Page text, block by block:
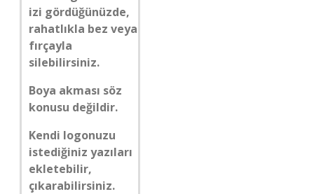
izi gördüğünüzde,
rahatlıkla bez veya
fırçayla
silebilirsiniz.
Boya akması söz
konusu değildir.
Kendi logonuzu
istediğiniz yazıları
ekletebilir,
çıkarabilirsiniz.